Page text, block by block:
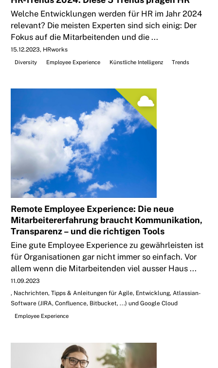
Welche Entwicklungen werden für HR im Jahr 2024
relevant? Die meisten Experten sind sich einig: Der
Fokus auf die Mitarbeitenden und die ...
15.12.2023 HRworks
Diversity
Employee Experience Künstliche Intelligenz Trends
Remote Employee Experience: Die neue
Mitarbeitererfahrung braucht Kommunikation,
Transparenz – und die richtigen Tools
Eine gute Employee Experience zu gewährleisten ist
für Organisationen gar nicht immer so einfach. Vor
allem wenn die Mitarbeitenden viel ausser Haus ...
11.09.2023
Nachrichten, Tipps & Anleitungen für Agile, Entwicklung, Atlassian-
Software (JIRA, Confluence, Bitbucket, ...) und Google Cloud
Employee Experience